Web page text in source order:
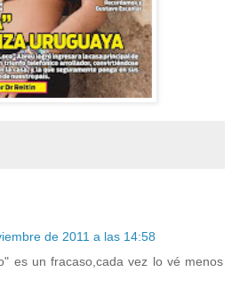
de 2011 a las 14:58
es un fracaso,cada vez lo vé menos